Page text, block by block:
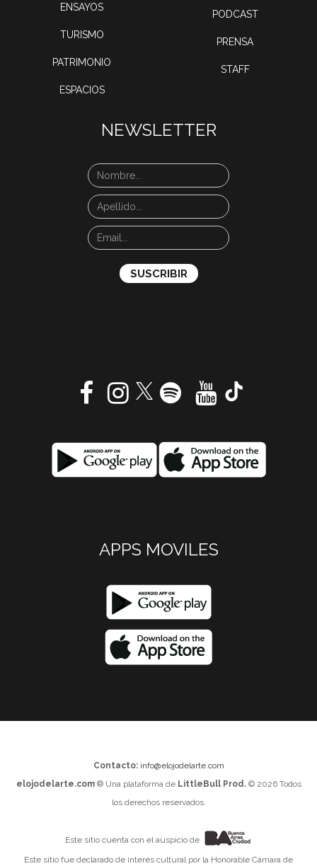
ENSAYOS
TURISMO
PATRIMONIO
ESPACIOS
PODCAST
PRENSA
STAFF
NEWSLETTER
APPS MOVILES
Contacto: info@elojodelarte.com
elojodelarte.com® Una plataforma de LittleBull Prod.© 2026 Todos
los derechos reservados.
Este sitio cuenta con el auspicio de
Este sitio fue declarado de interés cultural por la Honorable Cámara de